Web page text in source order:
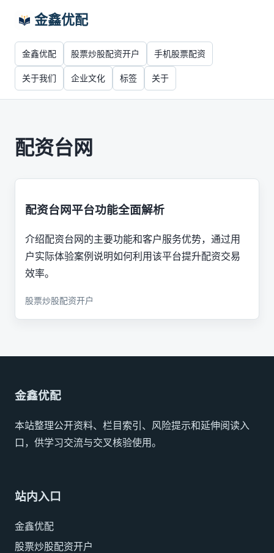
金鑫优配
金鑫优配 股票炒股配资开户 手机股票配资
关于我们 企业文化 标签 关于
配资台网
配资台网平台功能全面解析
介绍配资台网的主要功能和客户服务优势，通过用
户实际体验案例说明如何利用该平台提升配资交易
效率。
股票炒股配资开户
金鑫优配
本站整理公开资料、栏目索引、风险提示和延伸阅读入
口，供学习交流与交叉核验使用。
站内入口
金鑫优配
股票炒股配资开户